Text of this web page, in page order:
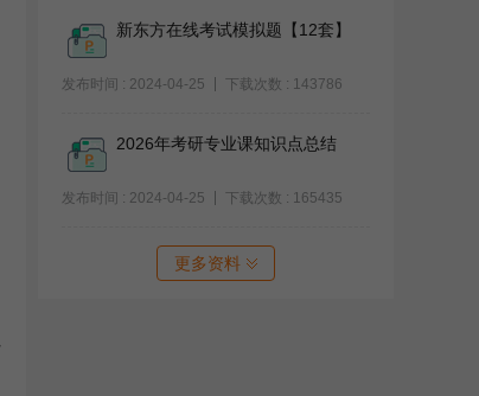
新东方在线考试模拟题【12套】
发布时间 : 2024-04-25 下载次数 : 143786
2026年考研专业课知识点总结
发布时间 : 2024-04-25 下载次数 : 165435
更多资料